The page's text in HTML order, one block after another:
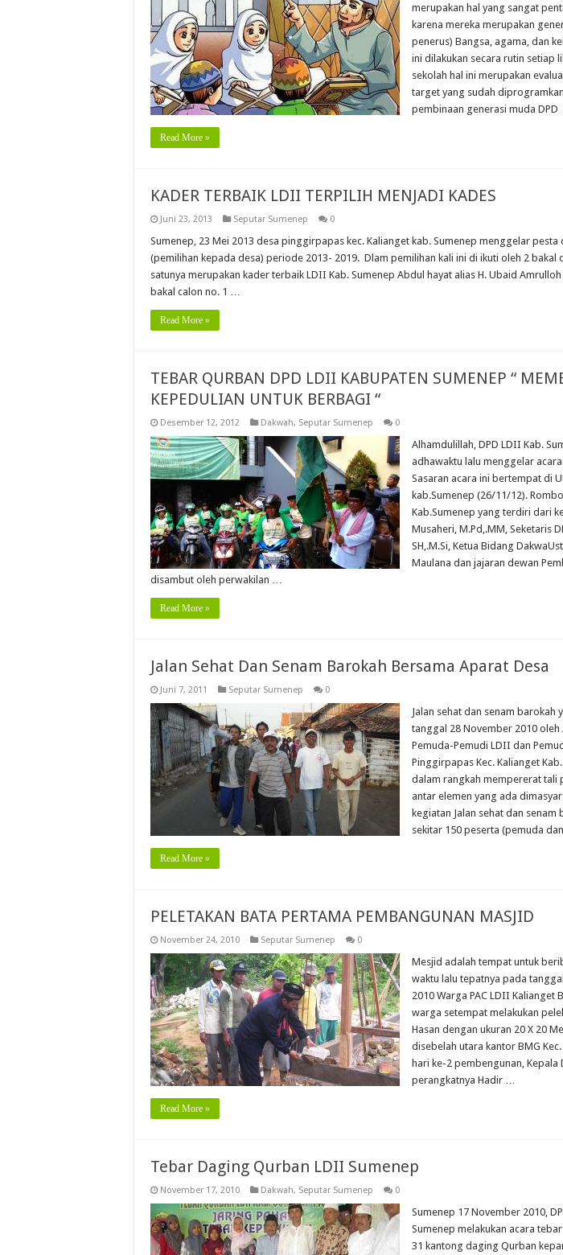
merupakan hal yang sangat
karena mereka merupakan
penerus) Bangsa, agama, dan
ini dilakukan secara rutin setiap
sekolah hal ini merupakan
target yang sudah
pembinaan generasi muda DPD
Read More »
KADER TERBAIK LDII TERPILIH MENJADI KADES
Juni 23, 2013 Seputar Sumenep 0
Sumenep, 23 Mei 2013 desa pinggirpapas kec. Kalianget kab. Sumenep menggelar pesta
(pemilihan kepada desa) periode 2013- 2019. Dlam pemilihan kali ini di ikuti oleh 2 bakal
satunya merupakan kader terbaik LDII Kab. Sumenep Abdul hayat alias H. Ubaid
bakal calon no. 1 …
Read More »
TEBAR QURBAN DPD LDII KABUPATEN SUMENEP “
KEPEDULIAN UNTUK BERBAGI “
Desember 12, 2012 Dakwah, Seputar Sumenep 0
Alhamdulillah, DPD LDII Kab.
adhawaktu lalu menggelar
Sasaran acara ini bertempat di
kab.Sumenep (26/11/12).
Kab.Sumenep yang terdiri dari
Musaheri, M.Pd,.MM, Seketaris
SH,.M.Si, Ketua Bidang
Maulana dan jajaran dewan
disambut oleh perwakilan …
Read More »
Jalan Sehat Dan Senam Barokah Bersama Aparat Desa
Juni 7, 2011 Seputar Sumenep 0
Jalan sehat dan senam barokah
tanggal 28 November 2010 oleh
Pemuda-Pemudi LDII dan
Pinggirpapas Kec. Kalianget
dalam rangkah mempererat tali
antar elemen yang ada
kegiatan Jalan sehat dan
sekitar 150 peserta (pemuda
Read More »
PELETAKAN BATA PERTAMA PEMBANGUNAN MASJID
November 24, 2010 Seputar Sumenep 0
Mesjid adalah tempat untuk
waktu lalu tepatnya pada
2010 Warga PAC LDII Kalianget
warga setempat melakukan
Hasan dengan ukuran 20 X 20
disebelah utara kantor BMG
hari ke-2 pembengunan, Kepala
perangkatnya Hadir …
Read More »
Tebar Daging Qurban LDII Sumenep
November 17, 2010 Dakwah, Seputar Sumenep 0
Sumenep 17 November 2010,
Sumenep melakukan acara
31 kantong daging Qurban